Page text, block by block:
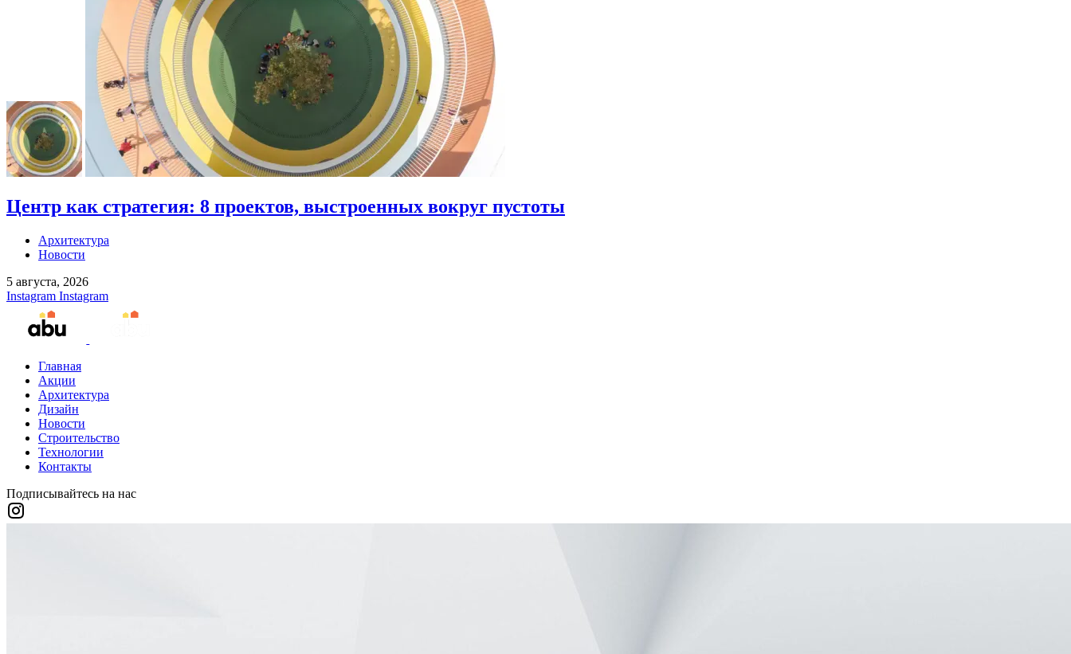
Центр как стратегия: 8 проектов, выстроенных вокруг пустоты
Архитектура
Новости
5 августа, 2026
Instagram Instagram
Главная
Акции
Архитектура
Дизайн
Новости
Строительство
Технологии
Контакты
Подписывайтесь на нас